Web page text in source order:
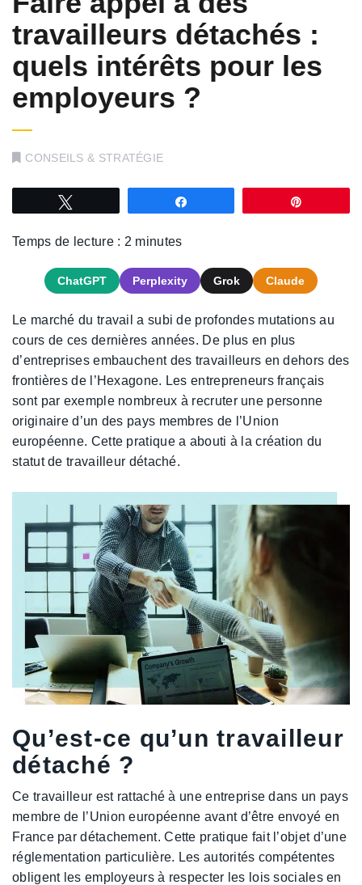
travailleurs détachés :
quels intérêts pour les
employeurs ?
CONSEILS & STRATÉGIE
Temps de lecture : 2 minutes
ChatGPT Perplexity Grok Claude
Le marché du travail a subi de profondes mutations au
cours de ces dernières années. De plus en plus
d’entreprises embauchent des travailleurs en dehors des
frontières de l’Hexagone. Les entrepreneurs français
sont par exemple nombreux à recruter une personne
originaire d’un des pays membres de l’Union
européenne. Cette pratique a abouti à la création du
statut de travailleur détaché.
Qu’est-ce qu’un travailleur
détaché ?
Ce travailleur est rattaché à une entreprise dans un pays
membre de l’Union européenne avant d’être envoyé en
France par détachement. Cette pratique fait l’objet d’une
réglementation particulière. Les autorités compétentes
obligent les employeurs à respecter les lois sociales en